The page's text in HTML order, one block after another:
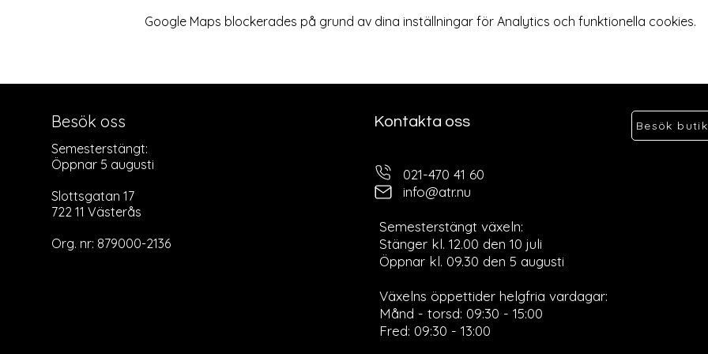
Google Maps blockerades på grund av dina inställningar för Analytics och funktionella cookies.
Besök oss
Semesterstängt:
Öppnar 5 augusti
Slottsgatan 17
722 11 Västerås
Org. nr: 879000-2136
Kontakta oss Besök
021-470 41 60
info@atr.nu
Semesterstängt växeln:
Stänger kl. 12.00 den 10 juli
Öppnar kl. 09.30 den 5 augusti
Växelns öppettider helgfria vardagar:
Månd - torsd: 09:30 - 15:00
Fred: 09:30 - 13:00